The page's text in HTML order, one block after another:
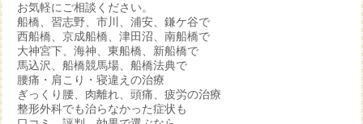
お気軽にご相談ください。
船橋、習志野、市川、浦安、鎌ケ谷で
西船橋、京成船橋、津田沼、南船橋で
大神宮下、海神、東船橋、新船橋で
馬込沢、船橋競馬場、船橋法典で
腰痛・肩こり・寝違えの治療
ぎっくり腰、肉離れ、頭痛、疲労の治療
整形外科でも治らなかった症状も